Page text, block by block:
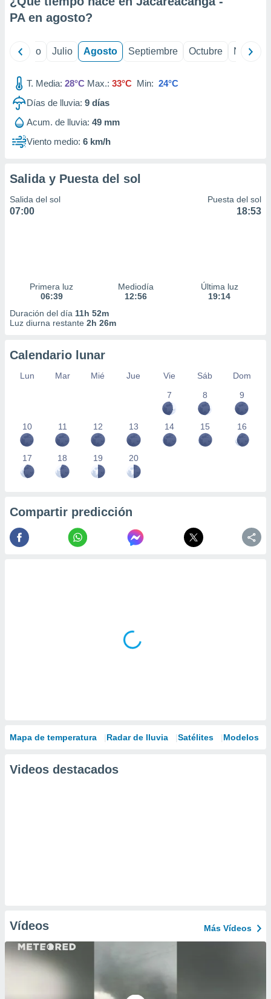
e
publicidad
publicidad
de
PA en agosto?
Junio Julio Agosto Septiembre Octubre
T. Media: 28°C Max.: 33°C Min: 24°C
Días de lluvia: 9 días
Acum. de lluvia: 49 mm
Viento medio: 6 km/h
Salida y Puesta del sol
Salida del sol
07:00
Puesta del sol
18:53
Primera luz
06:39
Mediodía
12:56
Última luz
19:14
Duración del día 11h 52m
Luz diurna restante 2h 26m
Calendario lunar
Lun Mar Mié Jue Vie Sáb
Dom
7
8 9
10 11 12 13 14 15 16
17 18 19 20
Compartir predicción
Mapa de temperatura Radar de lluvia Satélites Modelos
Videos destacados
Vídeos Más Vídeos